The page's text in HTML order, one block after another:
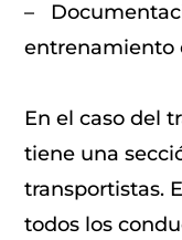
–
entrenamiento
En el caso del
tiene una
transportistas.
todos los